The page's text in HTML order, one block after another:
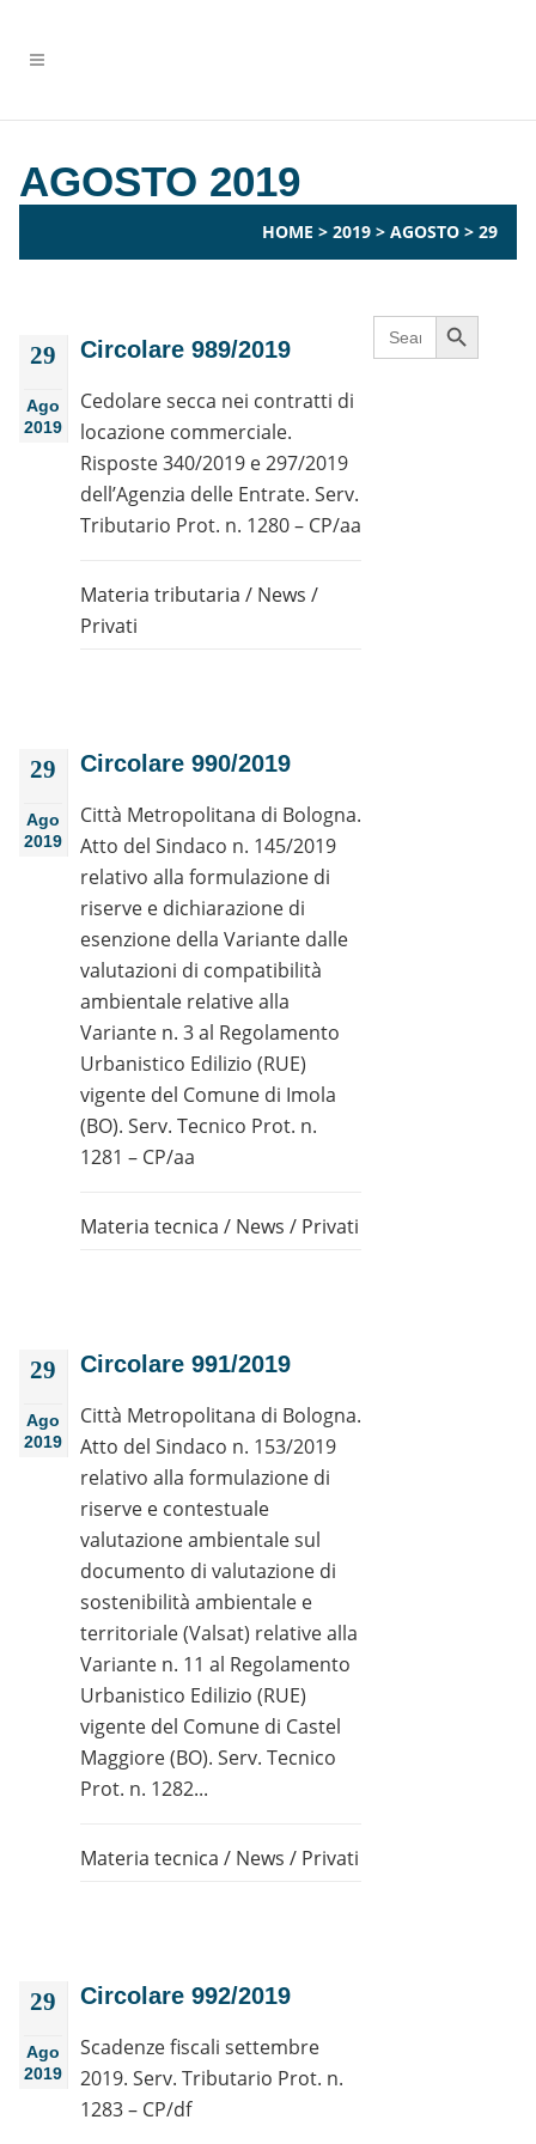
AGOSTO 2019
HOME > 2019 > AGOSTO > 29
29
Ago
2019
Circolare 989/2019
Cedolare secca nei contratti di
locazione commerciale.
Risposte 340/2019 e 297/2019
dell’Agenzia delle Entrate. Serv.
Tributario Prot. n. 1280 – CP/aa
Materia tributaria / News /
Privati
29
Ago
2019
Circolare 990/2019
Città Metropolitana di Bologna.
Atto del Sindaco n. 145/2019
relativo alla formulazione di
riserve e dichiarazione di
esenzione della Variante dalle
valutazioni di compatibilità
ambientale relative alla
Variante n. 3 al Regolamento
Urbanistico Edilizio (RUE)
vigente del Comune di Imola
(BO). Serv. Tecnico Prot. n.
1281 – CP/aa
Materia tecnica / News / Privati
29
Ago
2019
Circolare 991/2019
Città Metropolitana di Bologna.
Atto del Sindaco n. 153/2019
relativo alla formulazione di
riserve e contestuale
valutazione ambientale sul
documento di valutazione di
sostenibilità ambientale e
territoriale (Valsat) relative alla
Variante n. 11 al Regolamento
Urbanistico Edilizio (RUE)
vigente del Comune di Castel
Maggiore (BO). Serv. Tecnico
Prot. n. 1282...
Materia tecnica / News / Privati
29
Ago
2019
Circolare 992/2019
Scadenze fiscali settembre
2019. Serv. Tributario Prot. n.
1283 – CP/df
Search
for:
Search Button